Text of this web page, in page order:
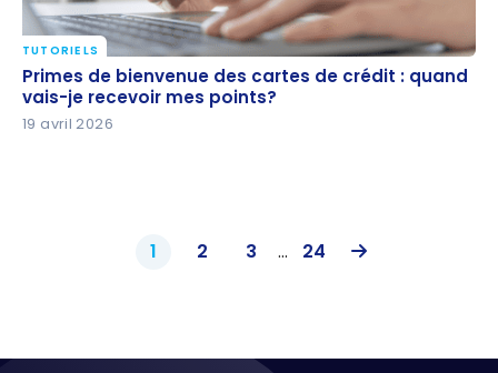
Primes de bienvenue des cartes de crédit : quand
vais-je recevoir mes points?
TUTORIELS
Primes de bienvenue des cartes de crédit : quand
vais-je recevoir mes points?
19 avril 2026
1 2 3 ... 24